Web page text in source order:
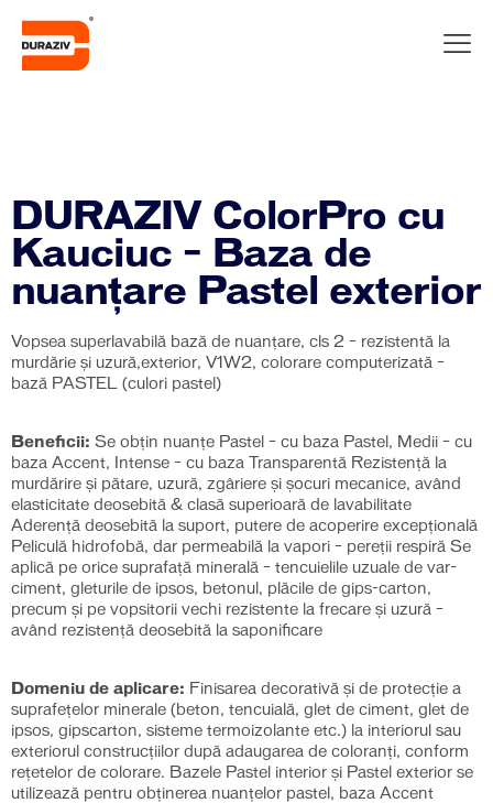
DURAZIV ColorPro cu
Kauciuc – Baza de
nuanțare Pastel exterior
Vopsea superlavabilă bază de nuanțare, cls 2 – rezistentă la
murdărie și uzură,exterior, V1W2, colorare computerizată –
bază PASTEL (culori pastel)
Beneficii: Se obțin nuanțe Pastel – cu baza Pastel, Medii – cu
baza Accent, Intense – cu baza Transparentă Rezistenţă la
murdărire și pătare, uzură, zgâriere şi şocuri mecanice, având
elasticitate deosebită & clasă superioară de lavabilitate
Aderenţă deosebită la suport, putere de acoperire excepţională
Peliculă hidrofobă, dar permeabilă la vapori – pereții respiră Se
aplică pe orice suprafaţă minerală – tencuielile uzuale de var-
ciment, gleturile de ipsos, betonul, plăcile de gips-carton,
precum şi pe vopsitorii vechi rezistente la frecare şi uzură –
având rezistenţă deosebită la saponificare
Domeniu de aplicare: Finisarea decorativă şi de protecţie a
suprafețelor minerale (beton, tencuială, glet de ciment, glet de
ipsos, gipscarton, sisteme termoizolante etc.) la interiorul sau
exteriorul construcţiilor după adaugarea de coloranți, conform
rețetelor de colorare. Bazele Pastel interior şi Pastel exterior se
utilizează pentru obţinerea nuanţelor pastel, baza Accent